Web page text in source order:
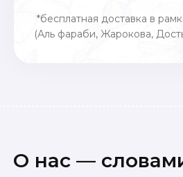
*бесплатная доставка в
(Аль фараби, Жарокова,
О нас —